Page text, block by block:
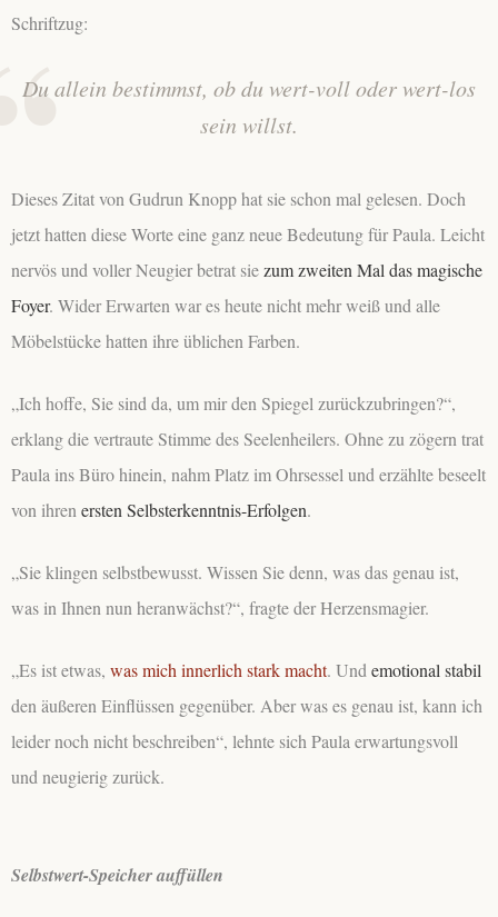
Schriftzug:
Du allein bestimmst, ob du wert-voll oder wert-los
sein willst.
Dieses Zitat von Gudrun Knopp hat sie schon mal gelesen. Doch
jetzt hatten diese Worte eine ganz neue Bedeutung für Paula. Leicht
nervös und voller Neugier betrat siezum zweiten Mal das magische
Foyer. Wider Erwarten war es heute nicht mehr weiß und alle
Möbelstücke hatten ihre üblichen Farben.
„Ich hoffe, Sie sind da, um mir den Spiegel zurückzubringen?“,
erklang die vertraute Stimme des Seelenheilers. Ohne zu zögern trat
Paula ins Büro hinein, nahm Platz im Ohrsessel und erzählte beseelt
von ihren ersten Selbsterkenntnis-Erfolgen.
„Sie klingen selbstbewusst. Wissen Sie denn, was das genau ist,
was in Ihnen nun heranwächst?“, fragte der Herzensmagier.
„Es ist etwas, was mich innerlich stark macht. Und emotional stabil
den äußeren Einflüssen gegenüber. Aber was es genau ist, kann ich
leider noch nicht beschreiben“, lehnte sich Paula erwartungsvoll
und neugierig zurück.
Selbstwert-Speicher auffüllen